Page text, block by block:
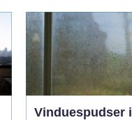
Vinduespudser i